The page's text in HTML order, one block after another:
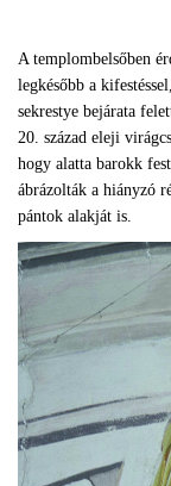
A templombelsőben
legkésőbb a
sekrestye bejárata
20. század eleji
hogy alatta barokk
ábrázolták a hiányzó
pántok alakját is.